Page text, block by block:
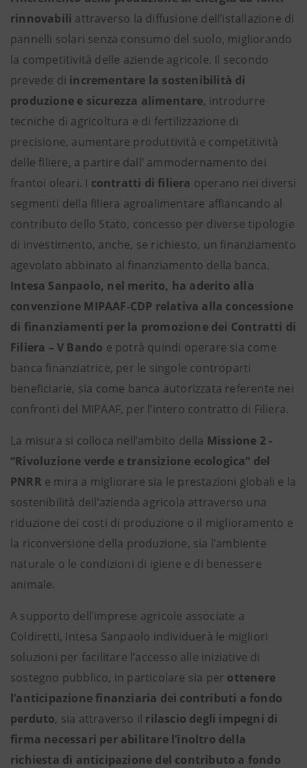
rinnovabili attraverso la diffusione dell’istallazione di
pannelli solari senza consumo del suolo, migliorando
la competitività delle aziende agricole. Il secondo
prevede di incrementare la sostenibilità di
produzione e sicurezza alimentare, introdurre
tecniche di agricoltura e di fertilizzazione di
precisione, aumentare produttività e competitività
delle filiere, a partire dall’ ammodernamento dei
frantoi oleari. I contratti di filiera operano nei diversi
segmenti della filiera agroalimentare affiancando al
contributo dello Stato, concesso per diverse tipologie
di investimento, anche, se richiesto, un finanziamento
agevolato abbinato al finanziamento della banca.
Intesa Sanpaolo, nel merito, ha aderito alla
convenzione MIPAAF-CDP relativa alla concessione
di finanziamenti per la promozione dei Contratti di
Filiera – V Bando e potrà quindi operare sia come
banca finanziatrice, per le singole controparti
beneficiarie, sia come banca autorizzata referente nei
confronti del MIPAAF, per l’intero contratto di Filiera.
La misura si colloca nell’ambito della Missione 2 -
“Rivoluzione verde e transizione ecologica” del
PNRR e mira a migliorare sia le prestazioni globali e la
sostenibilità dell’azienda agricola attraverso una
riduzione dei costi di produzione o il miglioramento e
la riconversione della produzione, sia l’ambiente
naturale o le condizioni di igiene e di benessere
animale.
A supporto dell’imprese agricole associate a
Coldiretti, Intesa Sanpaolo individuerà le migliori
soluzioni per facilitare l’accesso alle iniziative di
sostegno pubblico, in particolare sia per ottenere
l’anticipazione finanziaria dei contributi a fondo
perduto, sia attraverso il rilascio degli impegni di
firma necessari per abilitare l’inoltro della
richiesta di anticipazione del contributo a fondo